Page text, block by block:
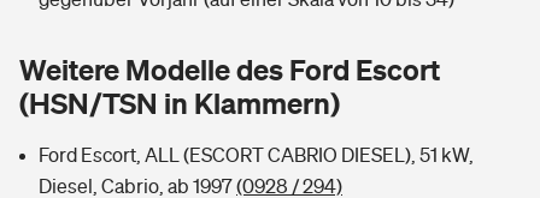
Hochwasser-Check: Wie gefährdet ist Ihr Haus?
Wer versichert was: Jetzt Versicherer finden
Private Cyberversicherung
Musikinstrumentenversicherung
Sie haben Fragen?
Rentenrechner: Wie viel Geld bekomme ich im Alter?
Weitere Modelle des Ford Escort
(HSN/TSN in Klammern)
Ford Escort, ALL (ESCORT CABRIO DIESEL), 51 kW,
Diesel, Cabrio, ab 1997(0928 / 294)